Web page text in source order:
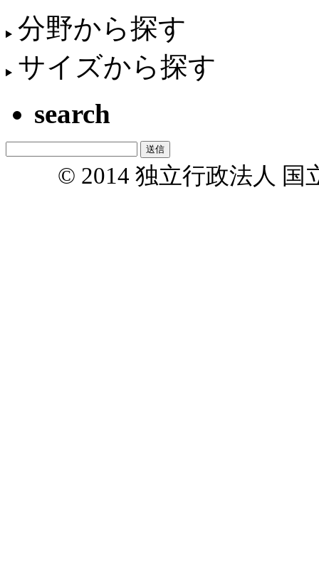
分野から探す
サイズから探す
search
© 2014 独立行政法人 国